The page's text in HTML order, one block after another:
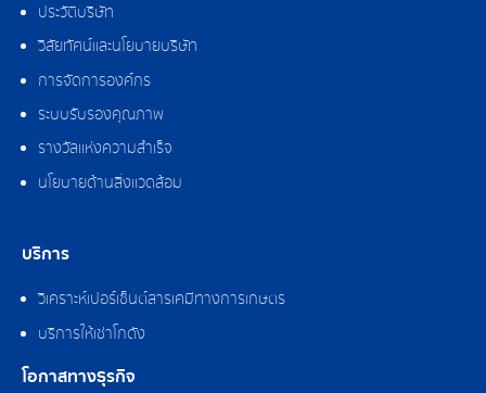
ประวัติบริษัท
วิสัยทัศน์และนโยบายบริษัท
การจัดการองค์กร
ระบบรับรองคุณภาพ
รางวัลแห่งความสำเร็จ
นโยบายด้านสิ่งแวดล้อม
บริการ
วิเคราะห์เปอร์เซ็นต์สารเคมีทางการเกษตร
บริการให้เช่าโกดัง
โอกาสทางธุรกิจ